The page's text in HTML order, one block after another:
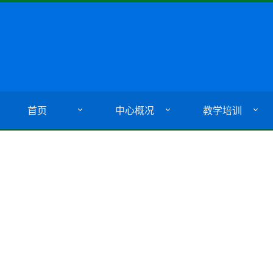
首页 中心概况 教学培训